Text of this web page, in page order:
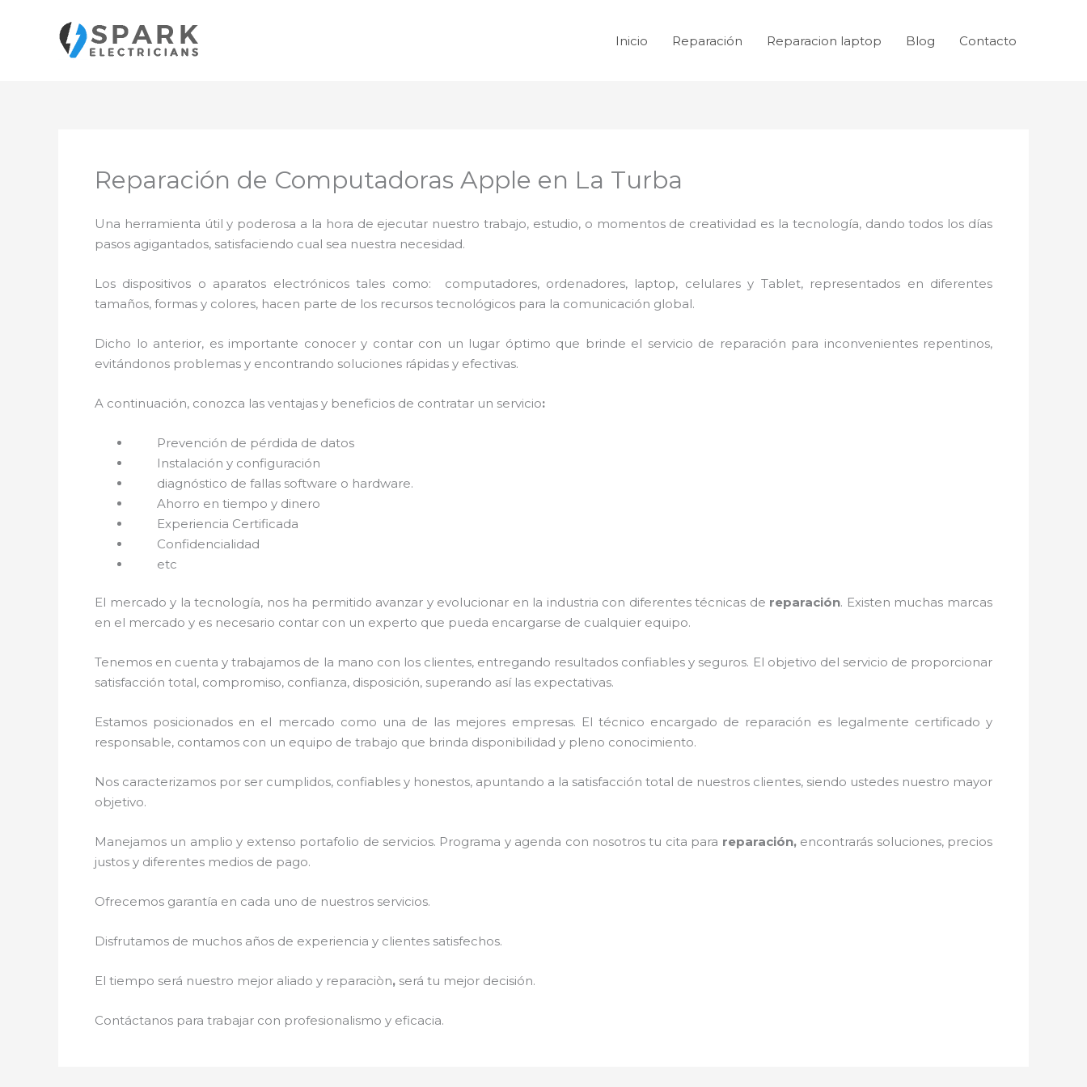
contenido
Inicio Reparación Reparacion laptop Blog Contacto
Reparación de Computadoras Apple en La Turba
Una herramienta útil y poderosa a la hora de ejecutar nuestro trabajo, estudio, o momentos de creatividad es la tecnología, dando todos los días
pasos agigantados, satisfaciendo cual sea nuestra necesidad.
Los dispositivos o aparatos electrónicos tales como: computadores, ordenadores, laptop, celulares y Tablet, representados en diferentes
tamaños, formas y colores, hacen parte de los recursos tecnológicos para la comunicación global.
Dicho lo anterior, es importante conocer y contar con un lugar óptimo que brinde el servicio de reparación para inconvenientes repentinos,
evitándonos problemas y encontrando soluciones rápidas y efectivas.
A continuación, conozca las ventajas y beneficios de contratar un servicio:
Prevención de pérdida de datos
Instalación y configuración
diagnóstico de fallas software o hardware.
Ahorro en tiempo y dinero
Experiencia Certificada
Confidencialidad
etc
El mercado y la tecnología, nos ha permitido avanzar y evolucionar en la industria con diferentes técnicas de reparación. Existen muchas marcas
en el mercado y es necesario contar con un experto que pueda encargarse de cualquier equipo.
Tenemos en cuenta y trabajamos de la mano con los clientes, entregando resultados confiables y seguros. El objetivo del servicio de proporcionar
satisfacción total, compromiso, confianza, disposición, superando así las expectativas.
Estamos posicionados en el mercado como una de las mejores empresas. El técnico encargado de reparación es legalmente certificado y
responsable, contamos con un equipo de trabajo que brinda disponibilidad y pleno conocimiento.
Nos caracterizamos por ser cumplidos, confiables y honestos, apuntando a la satisfacción total de nuestros clientes, siendo ustedes nuestro mayor
objetivo.
Manejamos un amplio y extenso portafolio de servicios. Programa y agenda con nosotros tu cita para reparación, encontrarás soluciones, precios
justos y diferentes medios de pago.
Ofrecemos garantía en cada uno de nuestros servicios.
Disfrutamos de muchos años de experiencia y clientes satisfechos.
El tiempo será nuestro mejor aliado y reparaciòn, será tu mejor decisión.
Contáctanos para trabajar con profesionalismo y eficacia.